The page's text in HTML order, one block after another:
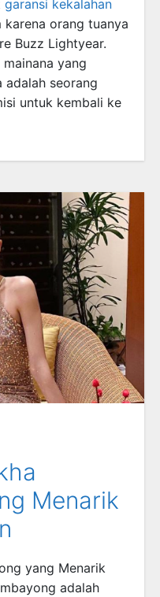
garansi kekalahan
orang tuanya
Buzz Lightyear.
yang
adalah seorang
untuk kembali ke
Menarik
yang Menarik
adalah